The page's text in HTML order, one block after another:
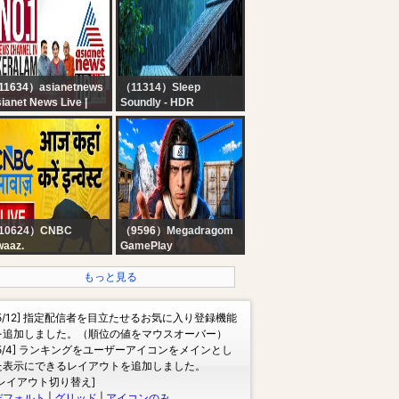
Mike Graham Show
10am --- Kelvin
10am-12pm
12pm-1.30pm The
Hodges Show
11634）asianetnews
News Live |
Live News |
News Updates |
News | Kerala
（11314）Sleep
Soundly - HDR
No Ads Rain Sounds
for Sleeping - ASMR
Rain and Thunder
Sounds For Sleeping,
Relaxing
10624）CNBC
आज कहां करें इन्वेस्ट |
& Finance |
Awaaz
（9596）Megadragom
GamePlay
NO CS - SE EU
PERDER A LIVE
AO VIVO ❤️
もっと見る
12] 指定配信者を目立たせるお気に入り登録機能
追加しました。（順位の値をマウスオーバー）
4] ランキングをユーザーアイコンをメインとし
表示にできるレイアウトを追加しました。
イアウト切り替え]